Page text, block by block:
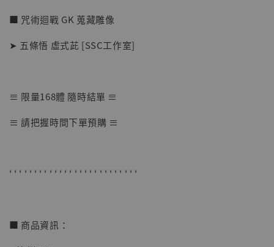
【店內現貨】七龍珠 系列蒐藏雕像 悟空 鳥山
NT$ 5,580
■ 咒術迴戰 GK 蒐藏雕像
➤ 五條悟 虛式茈 [SSC工作室]
≡ 限量168體 隨時結單 ≡
≡ 請把握時間下單預購 ≡
' ' ' ' ' ' ' ' ' ' ' ' ' ' ' ' ' ' ' ' ' ' ' ' ' '
■ 商品資訊：